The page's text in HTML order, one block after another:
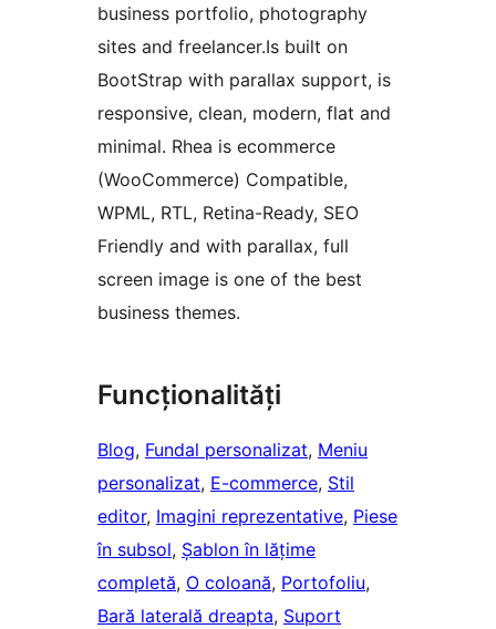
business portfolio, photography
sites and freelancer.Is built on
BootStrap with parallax support, is
responsive, clean, modern, flat and
minimal. Rhea is ecommerce
(WooCommerce) Compatible,
WPML, RTL, Retina-Ready, SEO
Friendly and with parallax, full
screen image is one of the best
business themes.
Funcționalități
Blog, Fundal personalizat, Meniu
personalizat, E-commerce, Stil
editor, Imagini reprezentative, Piese
în subsol, Șablon în lățime
completă, O coloană, Portofoliu
Bară laterală dreapta, Suport